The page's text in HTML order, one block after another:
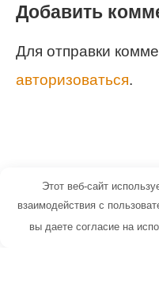
Добавить
Для отправки
авторизоваться.
© 2026 Маленький
детей и их
Этот веб-сайт
взаимодействия с
вы даете согласие на